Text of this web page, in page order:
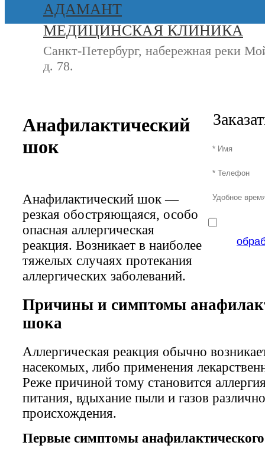
АДАМАНТ
МЕДИЦИНСКАЯ КЛИНИКА
Санкт-Петербург, набережная реки
д. 78.
Анафилактический
шок
Анафилактический шок —
резкая обостряющаяся, особо
опасная аллергическая
реакция. Возникает в наиболее
тяжелых случаях протекания
аллергических заболеваний.
Причины и симптомы
шока
Аллергическая реакция обычно
насекомых, либо применения
Реже причиной тому становится
питания, вдыхание пыли и газов
происхождения.
Первые симптомы